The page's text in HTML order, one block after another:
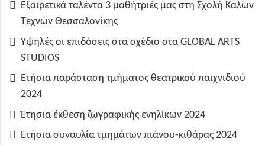
Εξαιρετικά ταλέντα 3 μαθήτριές μας στη Σχολή Καλών
Τεχνών Θεσσαλονίκης
Υψηλές οι επιδόσεις στα σχέδιο στα GLOBAL ARTS
STUDIOS
Ετήσια παράσταση τμήματος θεατρικού παιχνιδιού
2024
Έτησια έκθεση ζωγραφικής ενηλίκων 2024
Ετήσια συναυλία τμημάτων πιάνου-κιθάρας 2024